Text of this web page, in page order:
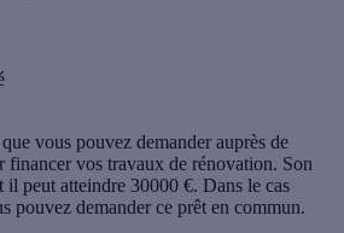
vous pouvez demander auprès de
financer vos travaux de rénovation. Son
il peut atteindre 30000 €. Dans le cas
pouvez demander ce prêt en commun.